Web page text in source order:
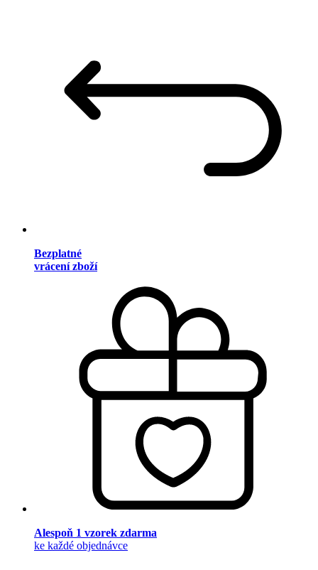
Bezplatné
vrácení zboží
Alespoň 1 vzorek zdarma
ke každé objednávce